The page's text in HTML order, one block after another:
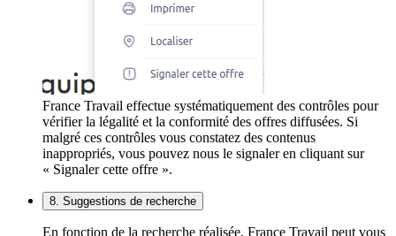
France Travail effectue systématiquement des contrôles pour
vérifier la légalité et la conformité des offres diffusées. Si
malgré ces contrôles vous constatez des contenus
inappropriés, vous pouvez nous le signaler en cliquant sur
« Signaler cette offre ».
8. Suggestions de recherche
En fonction de la recherche réalisée, France Travail peut vous